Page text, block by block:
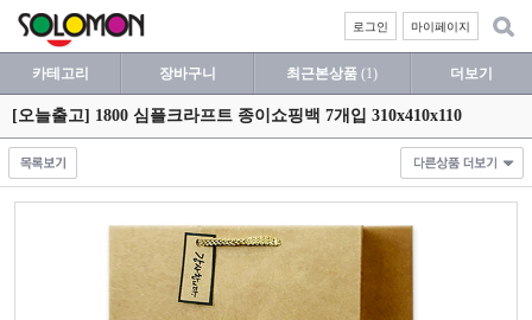
마이페이지
로그인
카테고리 장바구니 최근본상품 (1) 더보기
[오늘출고] 1800 심플크라프트 종이쇼핑백 7개입 310x410x110